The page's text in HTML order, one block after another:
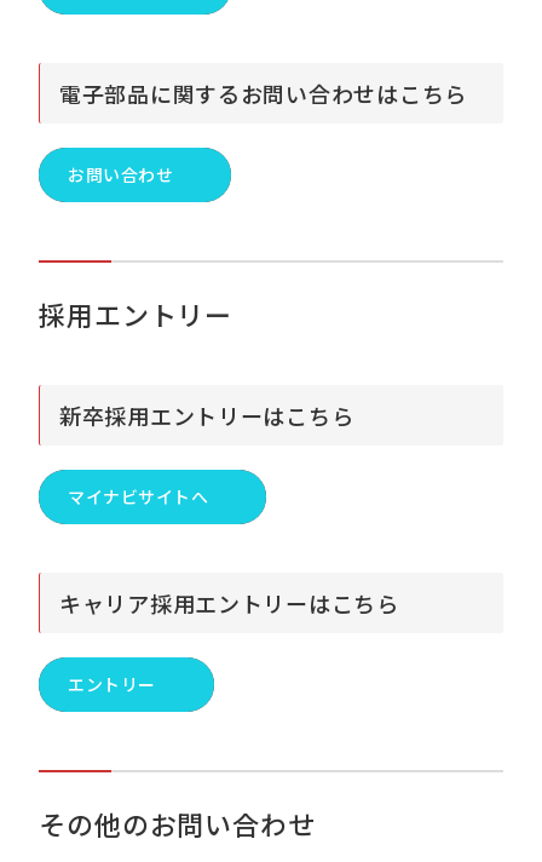
電子部品に関するお問い合わせはこちら
お問い合わせ
採用エントリー
新卒採用エントリーはこちら
マイナビサイトへ
キャリア採用エントリーはこちら
エントリー
その他のお問い合わせ